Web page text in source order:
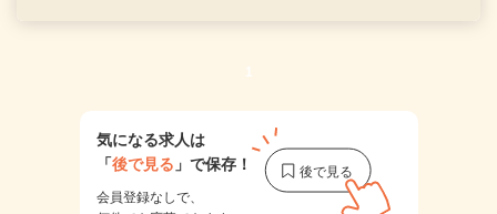
1
気になる求人は
「後で見る 」で保存！
会員登録なしで、